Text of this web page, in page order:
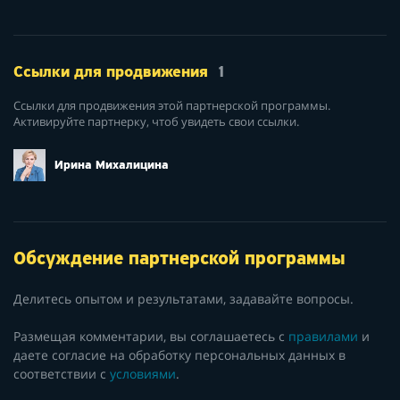
Ссылки для продвижения 1
Ссылки для продвижения этой партнерской программы.
Активируйте партнерку, чтоб увидеть свои ссылки.
Ирина Михалицина
Обсуждение партнерской программы
Делитесь опытом и результатами, задавайте вопросы.
Размещая комментарии, вы соглашаетесь с правилами и
даете согласие на обработку персональных данных в
соответствии с условиями.